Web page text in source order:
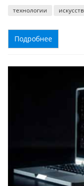
технологии
Подробнее